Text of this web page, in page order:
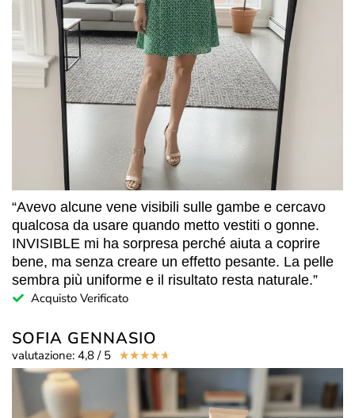
“Avevo alcune vene visibili sulle gambe e cercavo
qualcosa da usare quando metto vestiti o gonne.
INVISIBLE mi ha sorpresa perché aiuta a coprire
bene, ma senza creare un effetto pesante. La pelle
sembra più uniforme e il risultato resta naturale.”
Acquisto Verificato
SOFIA GENNASIO
valutazione: 4,8 / 5 ☆☆☆☆☆